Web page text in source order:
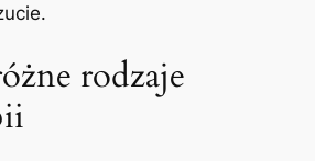
rodzaje